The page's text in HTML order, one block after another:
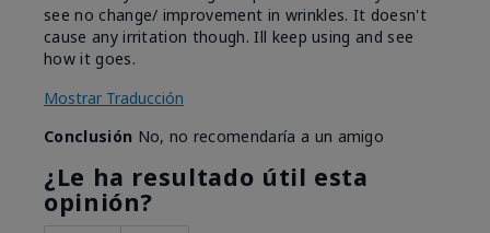
see no change/ improvement in wrinkles. It doesn't
cause any irritation though. Ill keep using and see
how it goes.
Mostrar Traducción
Conclusión No, no recomendaría a un amigo
¿Le ha resultado útil esta
opinión?